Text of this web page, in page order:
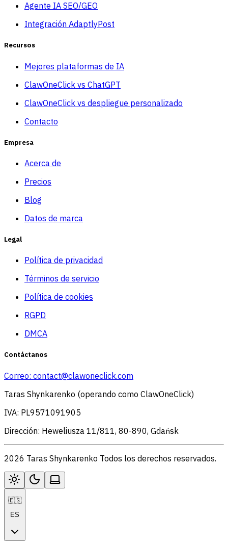
Agente IA SEO/GEO
Integración AdaptlyPost
Recursos
Mejores plataformas de IA
ClawOneClick vs ChatGPT
ClawOneClick vs despliegue personalizado
Contacto
Empresa
Acerca de
Precios
Blog
Datos de marca
Legal
Política de privacidad
Términos de servicio
Política de cookies
RGPD
DMCA
Contáctanos
Correo: contact@clawoneclick.com
Taras Shynkarenko (operando como ClawOneClick)
IVA: PL9571091905
Dirección: Heweliusza 11/811, 80-890, Gdańsk
2026 Taras Shynkarenko Todos los derechos reservados.
🇪🇸
ES